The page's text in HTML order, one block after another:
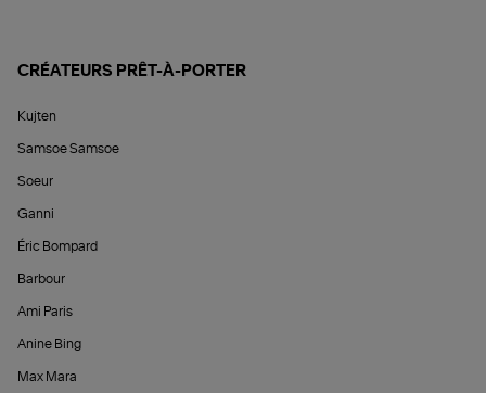
CRÉATEURS PRÊT-À-PORTER
Kujten
Samsoe Samsoe
Soeur
Ganni
Éric Bompard
Barbour
Ami Paris
Anine Bing
Max Mara